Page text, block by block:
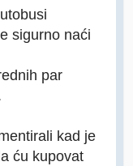
sigurno naći
par
kad je
ću kupovat